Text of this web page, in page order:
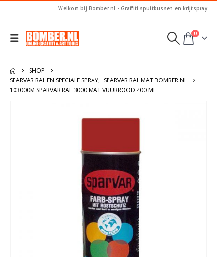
Welkom bij Bomber.nl - Graffiti spuitbussen en krijtspray
0
SHOP
SPARVAR RAL EN SPECIALE SPRAY, SPARVAR RAL MAT BOMBER.NL
103000M SPARVAR RAL 3000 MAT VUURROOD 400 ML